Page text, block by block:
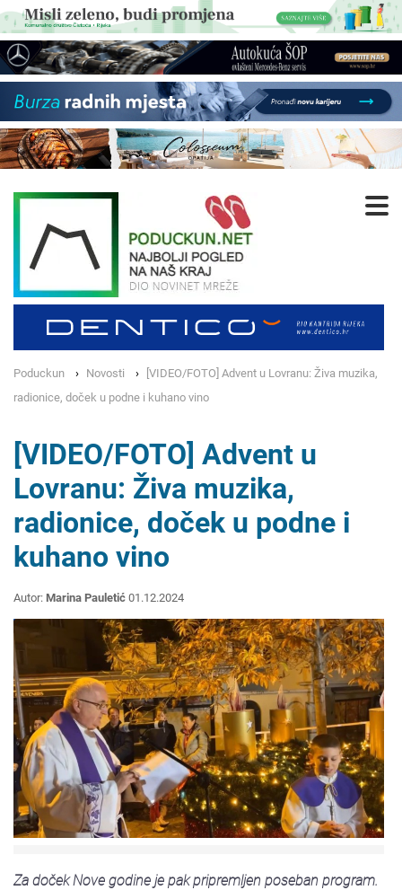
Poduckun Novosti
[VIDEO/FOTO] Advent u Lovranu: Živa muzika,
radionice, doček u podne i kuhano vino
[VIDEO/FOTO] Advent u
Lovranu: Živa muzika,
radionice, doček u podne i
kuhano vino
Autor: Marina Pauletić 01.12.2024
Za doček Nove godine je pak pripremljen poseban program.